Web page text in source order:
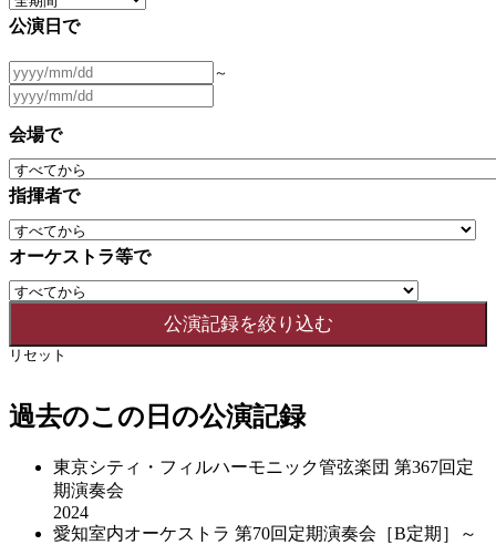
公演日で
～
会場で
指揮者で
オーケストラ等で
リセット
過去のこの日の公演記録
東京シティ・フィルハーモニック管弦楽団 第367回定
期演奏会
2024
愛知室内オーケストラ 第70回定期演奏会［B定期］～